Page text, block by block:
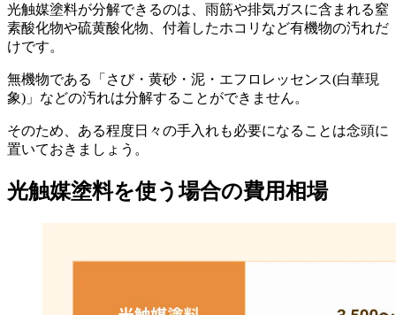
光触媒塗料が分解できるのは、雨筋や排気ガスに含まれる窒
素酸化物や硫黄酸化物、付着したホコリなど有機物の汚れだ
けです。
無機物である「さび・黄砂・泥・エフロレッセンス(白華現
象)」などの汚れは分解することができません。
そのため、ある程度日々の手入れも必要になることは念頭に
置いておきましょう。
光触媒塗料を使う場合の費用相場